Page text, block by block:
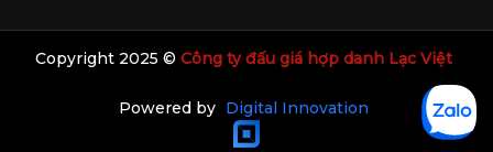
Copyright 2025 © Công ty đấu giá hợp danh Lạc Việt
Powered by Digital Innovation